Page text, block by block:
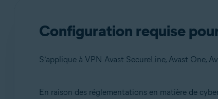
Configuration requise
S’applique à VPN Avast SecureLine, Avast One,
En raison des réglementations en matière de